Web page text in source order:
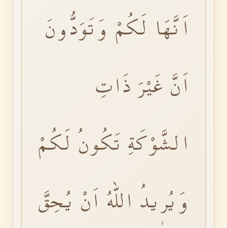
اَنَّهَا لَكُمْ وَتَوَدُّونَ
اَنَّ غَيْرَ ذَاتِ
الشَّوْكَةِ تَكُونُ لَكُمْ
وَيُرٖيدُ اللّٰهُ اَنْ يُحِقَّ